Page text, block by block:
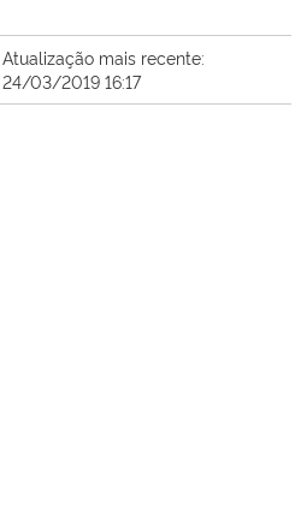
Atualização mais recente:
24/03/2019 16:17